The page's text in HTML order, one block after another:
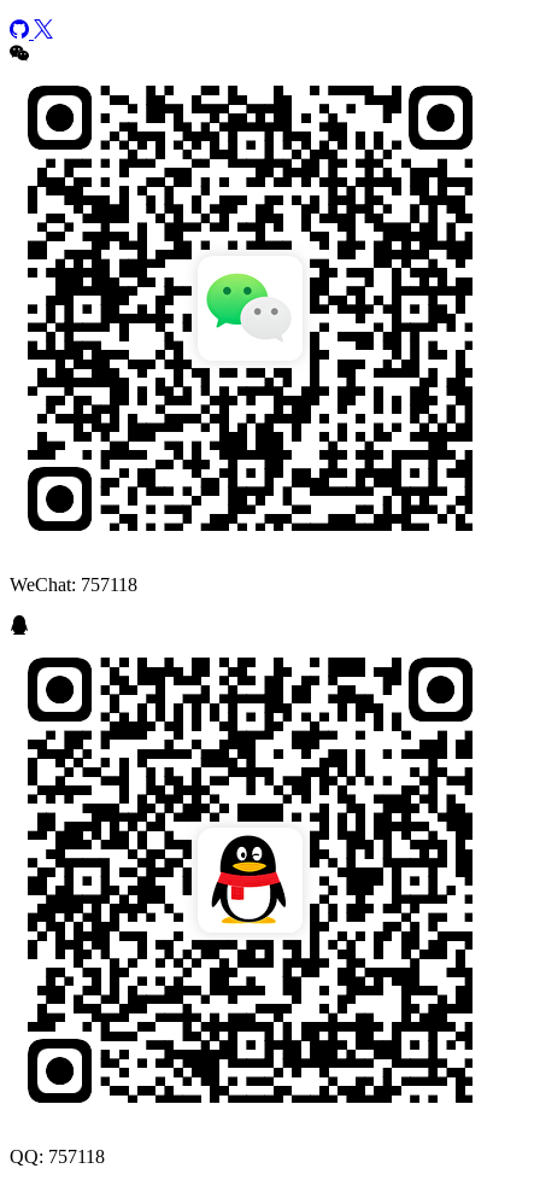
WeChat: 757118
QQ: 757118